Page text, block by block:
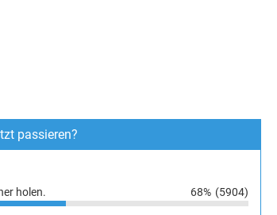
passieren?
holen. 68% (5904)